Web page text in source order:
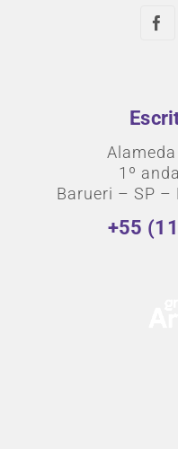
1º
Barueri – SP –
+55